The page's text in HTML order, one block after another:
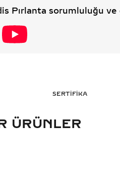
Pırlanta sorumluluğu ve
SERTİFİKA
ÜRÜNLER